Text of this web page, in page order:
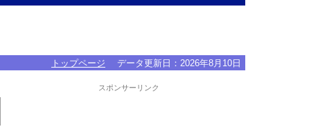
トップページ データ更新日： 2026年8月10日
スポンサーリンク